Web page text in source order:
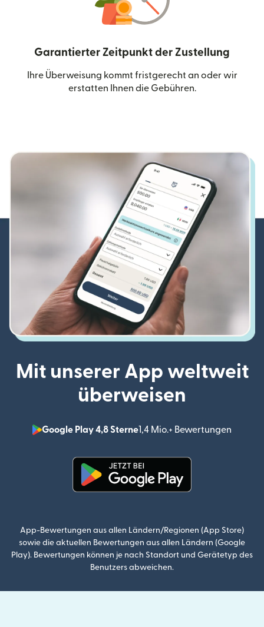
Garantierter Zeitpunkt der Zustellung
Ihre Überweisung kommt fristgerecht an oder wir
erstatten Ihnen die Gebühren.
Mit unserer App weltweit
überweisen
Google Play 4,8 Sterne1,4 Mio.+ Bewertungen
App-Bewertungen aus allen Ländern/Regionen (App Store)
sowie die aktuellen Bewertungen aus allen Ländern (Google
Play). Bewertungen können je nach Standort und Gerätetyp des
Benutzers abweichen.